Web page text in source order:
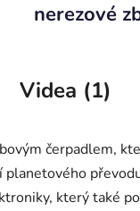
nerezové
Videa (1)
čerpadlem,
planetového
který také